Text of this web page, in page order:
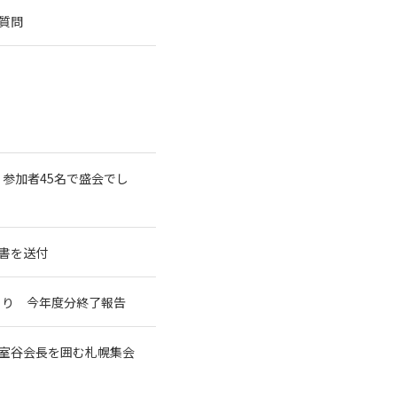
問
加者45名で盛会でし
を送付
今年度分終了報告
谷会長を囲む札幌集会